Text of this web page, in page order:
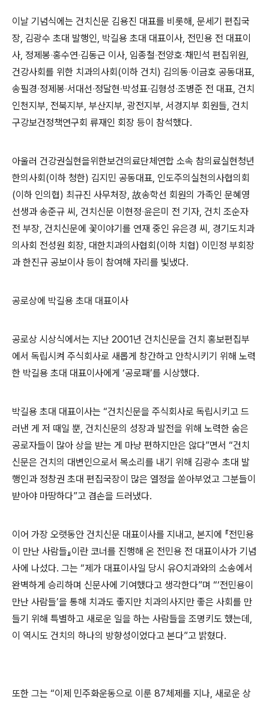
이날 기념식에는 건치신문 김용진 대표를 비롯해, 문세기 편집국
장, 김광수 초대 발행인, 박길용 초대 대표이사, 전민용 전 대표이
사, 정제봉‧홍수연‧김동근 이사, 임종철‧전양호‧채민석 편집위원,
건강사회를 위한 치과의사회 (이하 건치 ) 김의동‧이금호 공동대표,
송필경‧정제봉‧서대선‧정달현‧박성표‧김형성‧조병준 전 대표, 건치
인천지부, 전북지부, 부산지부,광전지부, 서경지부 회원들, 건치
구강보건정책연구회 류재인 회장 등이 참석했다.
아울러 건강권실현을위한보건의료단체연합 소속 참의료실현청년
한의사회 (이하 청한) 김지민 공동대표, 인도주의실천의사협의회
(이하 인의협) 최규진 사무처장, 故송학선 회원의 가족인 문혜영
선생과 송준규 씨 , 건치신문 이현정‧윤은미 전 기자, 건치 조순자
전 부장, 건치신문에 꽃이야기를 연재 중인 유은경 씨 , 경기도치과
의사회 전성원 회장, 대한치과의사협회 (이하 치협) 이민정 부회장
과 한진규 공보이사 등이 참여해 자리를 빛냈다.
공로상에 박길용 초대 대표이사
공로상 시상식에서는 지난 2001년 건치신문을 건치 홍보편집부
에서 독립시켜 주식회사로 새롭게 창간하고 안착시키기 위해 노력
한 박길용 초대 대표이사에게 ‘공로패’를 시상했다.
박길용 초대 대표이사는 “건치신문을 주식회사로 독립시키고 드
러낸 게 저 때일 뿐, 건치신문의 성장과 발전을 위해 노력한 숨은
공로자들이 많아 상을 받는 게 마냥 편하지만은 않다”면서 “건치
신문은 건치의 대변인으로서 목소리를 내기 위해 김광수 초대 발
행인과 정창권 초대 편집국장이 많은 열정을 쏟아부었고 그분들이
받아야 마땅하다”고 겸손을 드러냈다.
이어 가장 오랫동안 건치신문 대표이사를 지내고, 본지에 『전민용
이 만난 사람들』이란 코너를 진행해 온 전민용 전 대표이사가 기념
사에 나섰다. 그는 “제가 대표이사일 당시 유O치과와의 소송에서
완벽하게 승리하며 신문사에 기여했다고 생각한다”며 “‘전민용이
만난 사람들’을 통해 치과도 좋지만 치과의사지만 좋은 사회를 만
들기 위해 특별하고 새로운 일을 하는 사람들을 조명키도 했는데 ,
이 역시도 건치의 하나의 방향성이었다고 본다”고 밝혔다.
또한 그는 “이제 민주화운동으로 이룬 87체제를 지나, 새로운 상